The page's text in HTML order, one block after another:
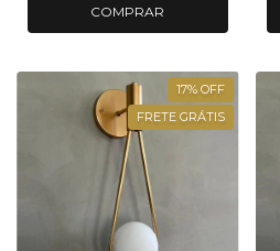
COMPRAR
17% OFF
FRETE GRÁTIS